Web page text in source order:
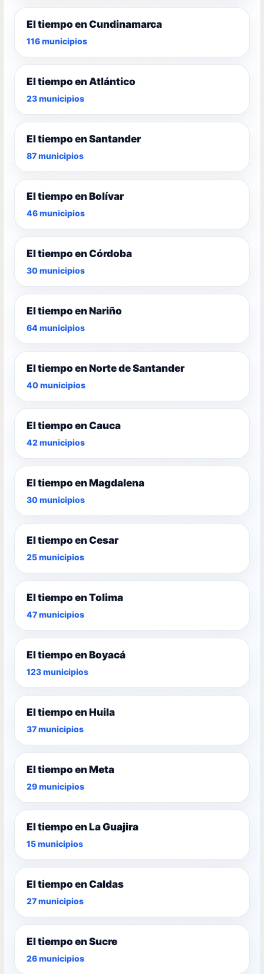
El tiempo en Cundinamarca
116 municipios
El tiempo en Atlántico
23 municipios
El tiempo en Santander
87 municipios
El tiempo en Bolívar
46 municipios
El tiempo en Córdoba
30 municipios
El tiempo en Nariño
64 municipios
El tiempo en Norte de Santander
40 municipios
El tiempo en Cauca
42 municipios
El tiempo en Magdalena
30 municipios
El tiempo en Cesar
25 municipios
El tiempo en Tolima
47 municipios
El tiempo en Boyacá
123 municipios
El tiempo en Huila
37 municipios
El tiempo en Meta
29 municipios
El tiempo en La Guajira
15 municipios
El tiempo en Caldas
27 municipios
El tiempo en Sucre
26 municipios